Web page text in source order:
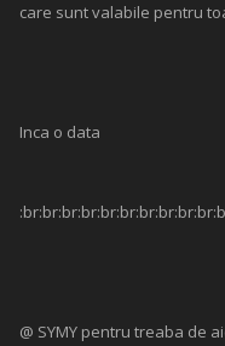
care sunt valabile pentru
Inca o data
@ SYMY pentru treaba de